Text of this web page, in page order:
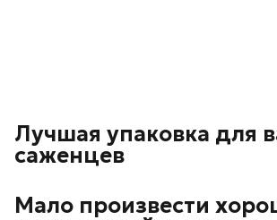
Лучшая упаковка для
саженцев
Мало произвести